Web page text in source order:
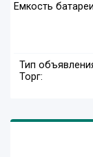
Емкость
Тип
Торг: